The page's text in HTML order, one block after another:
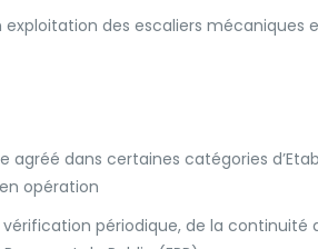
des escaliers mécaniques
dans certaines catégories
opération
périodique, de la